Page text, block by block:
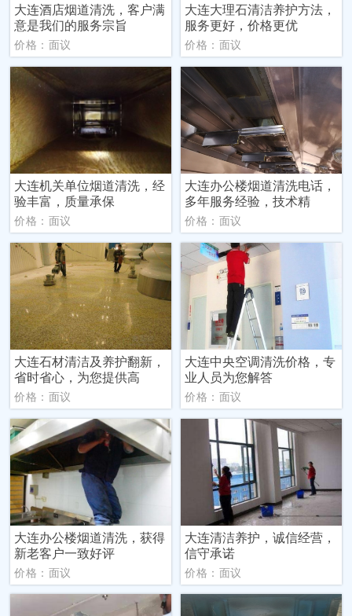
大连酒店烟道清洗，客户满
意是我们的服务宗旨
价格：面议
大连大理石清洁养护方法，
服务更好，价格更优
价格：面议
大连机关单位烟道清洗，经
验丰富，质量承保
价格：面议
大连办公楼烟道清洗电话，
多年服务经验，技术精
价格：面议
大连石材清洁及养护翻新，
省时省心，为您提供高
价格：面议
大连中央空调清洗价格，专
业人员为您解答
价格：面议
大连办公楼烟道清洗，获得
新老客户一致好评
价格：面议
大连清洁养护，诚信经营，
信守承诺
价格：面议